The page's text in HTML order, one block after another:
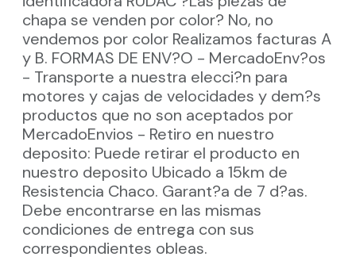
chapa se venden por color? No, no
vendemos por color Realizamos facturas A
y B. FORMAS DE ENV?O - MercadoEnv?os
- Transporte a nuestra elecci?n para
motores y cajas de velocidades y dem?s
productos que no son aceptados por
MercadoEnvios - Retiro en nuestro
deposito: Puede retirar el producto en
nuestro deposito Ubicado a 15km de
Resistencia Chaco. Garant?a de 7 d?as.
Debe encontrarse en las mismas
condiciones de entrega con sus
correspondientes obleas.